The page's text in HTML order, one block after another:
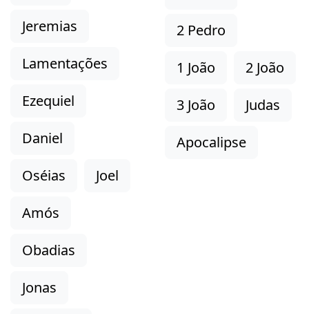
Jeremias
Lamentações
Ezequiel
Daniel
Oséias
Joel
Amós
Obadias
Jonas
2 Pedro
1 João
2 João
3 João
Judas
Apocalipse